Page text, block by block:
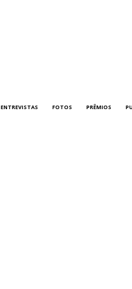
ENTREVISTAS FOTOS PRÊMIOS